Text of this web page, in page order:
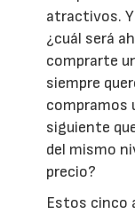
atractivos.
¿cuál será
comprarte
siempre
compramos
siguiente
del mismo
precio?
Estos cinco